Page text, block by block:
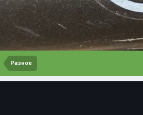
Разное